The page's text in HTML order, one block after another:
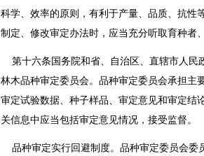
科学、效率的原则，有利于产量、品质、抗性
制定、修改审定办法时，应当充分听取育种者
第十六条国务院和省、自治区、直辖市人民
林木品种审定委员会。品种审定委员会承担主
审定试验数据、种子样品、审定意见和审定结
关信息中应当包括审定意见情况，接受监督。
品种审定实行回避制度。品种审定委员会委